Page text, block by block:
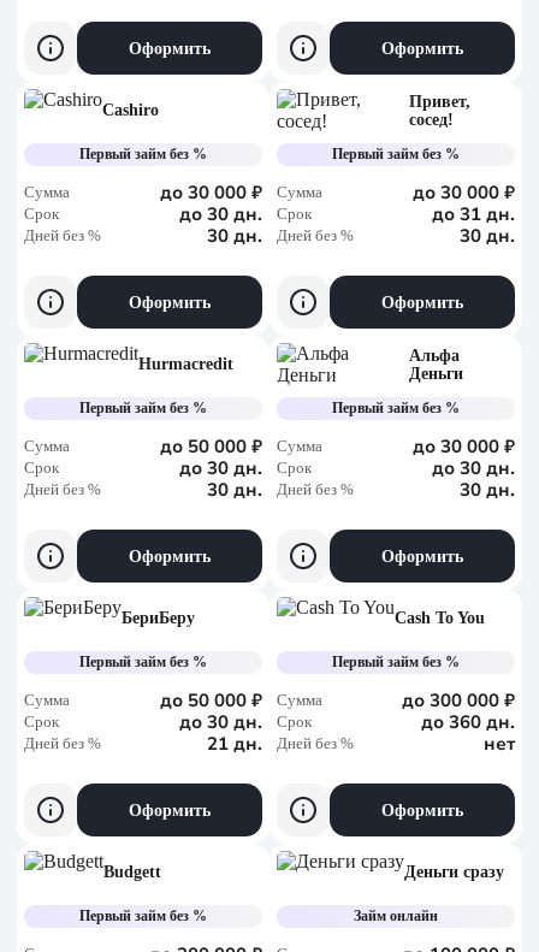
Оформить Оформить
Cashiro
Первый займ без %
Сумма до 30 000 ₽
Срок до 30 дн.
Дней без % 30 дн.
Оформить
Привет,
сосед!
Первый займ без %
Сумма до 30 000 ₽
Срок до 31 дн.
Дней без % 30 дн.
Оформить
Hurmacredit
Первый займ без %
Сумма до 50 000 ₽
Срок до 30 дн.
Дней без % 30 дн.
Оформить
Альфа
Деньги
Первый займ без %
Сумма до 30 000 ₽
Срок до 30 дн.
Дней без % 30 дн.
Оформить
БериБеру
Первый займ без %
Сумма до 50 000 ₽
Срок до 30 дн.
Дней без % 21 дн.
Оформить
Cash To You
Первый займ без %
Сумма до 300 000 ₽
Срок до 360 дн.
Дней без % нет
Оформить
Budgett
Первый займ без %
Деньги сразу
Займ онлайн